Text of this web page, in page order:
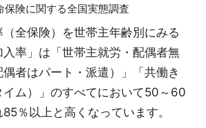
険に関する全国実態調査
全保険）を世帯主年齢別にみる
入率」は「世帯主就労・配偶者無
者はパート・派遣）」「共働き
イム）」のすべてにおいて50～60
％以上と高くなっています。